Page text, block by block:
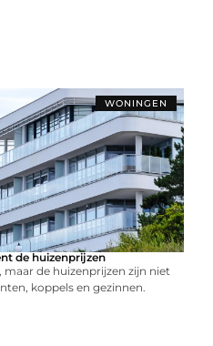
WONINGEN
de huizenprijzen
maar de huizenprijzen zijn niet
koppels en gezinnen.